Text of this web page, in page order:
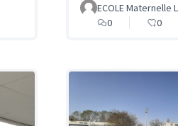
ECOLE Maternelle
0
0